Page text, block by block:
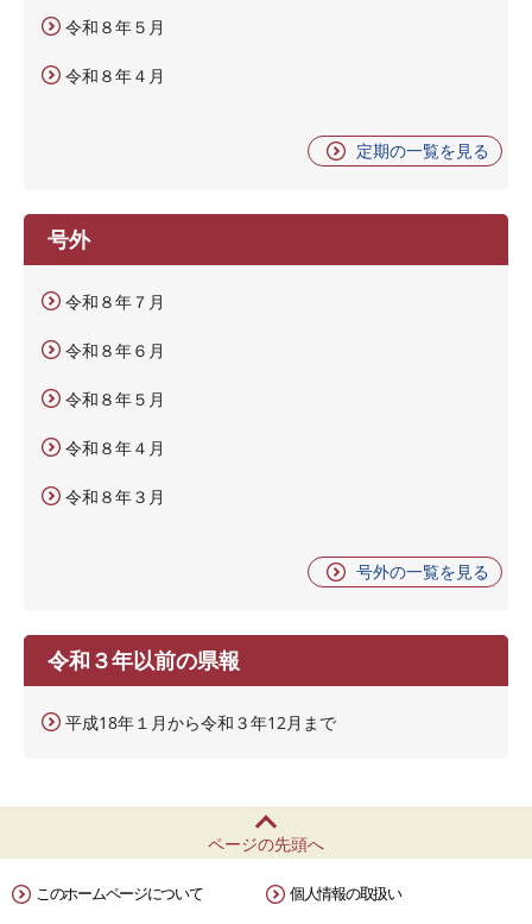
令和８年５月
令和８年４月
定期の一覧を見る
号外
令和８年７月
令和８年６月
令和８年５月
令和８年４月
令和８年３月
号外の一覧を見る
令和３年以前の県報
平成18年１月から令和３年12月まで
ページの先頭へ
このホームページについて 個人情報の取扱い